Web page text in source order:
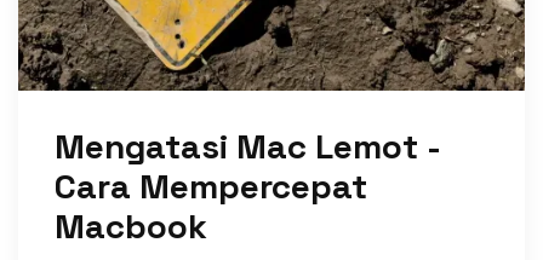
Mengatasi Mac Lemot -
Cara Mempercepat
Macbook